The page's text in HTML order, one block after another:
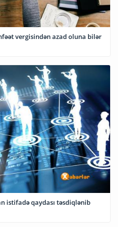
vergisindən azad oluna bilər
istifadə qaydası təsdiqlənib